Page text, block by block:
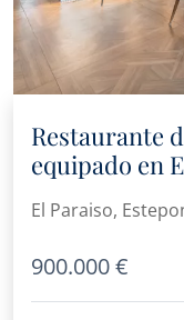
Restaurante
equipado en
El Paraiso,
900.000 €